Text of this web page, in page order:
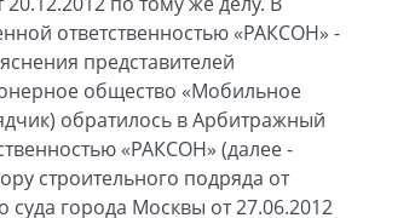
ответственностью «РАКСОН» -
представителей
общество «Мобильное
обратилось в Арбитражный
«РАКСОН» (далее -
строительного подряда от
города Москвы от 27.06.2012